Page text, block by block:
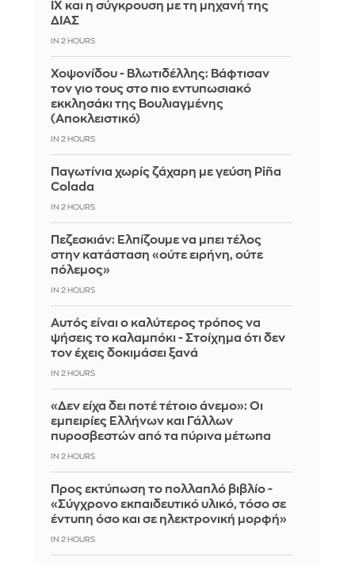
ΙΧ και η σύγκρουση με τη μηχανή της
ΔΙΑΣ
IN 2 HOURS
Χοψονίδου - Βλωτιδέλλης: Βάφτισαν
τον γιο τους στο πιο εντυπωσιακό
εκκλησάκι της Βουλιαγμένης
(Αποκλειστικό)
IN 2 HOURS
Παγωτίνια χωρίς ζάχαρη με γεύση Piña
Colada
IN 2 HOURS
Πεζεσκιάν: Ελπίζουμε να μπει τέλος
στην κατάσταση «ούτε ειρήνη, ούτε
πόλεμος»
IN 2 HOURS
Αυτός είναι ο καλύτερος τρόπος να
ψήσεις το καλαμπόκι - Στοίχημα ότι δεν
τον έχεις δοκιμάσει ξανά
IN 2 HOURS
«Δεν είχα δει ποτέ τέτοιο άνεμο»: Οι
εμπειρίες Ελλήνων και Γάλλων
πυροσβεστών από τα πύρινα μέτωπα
IN 2 HOURS
Προς εκτύπωση το πολλαπλό βιβλίο -
«Σύγχρονο εκπαιδευτικό υλικό, τόσο σε
έντυπη όσο και σε ηλεκτρονική μορφή»
IN 2 HOURS